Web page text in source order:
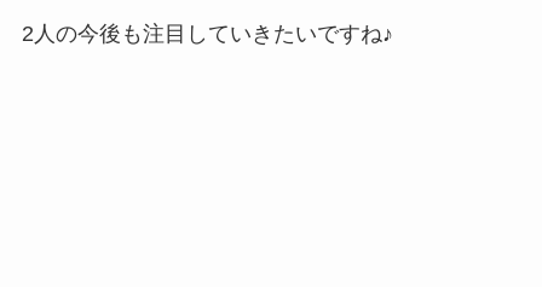
2人の今後も注目していきたいですね♪